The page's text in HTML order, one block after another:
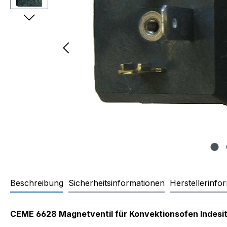
Beschreibung Sicherheitsinformationen
Produktinformationen
CEME 6628 Magnetventil für Konvektionsofen Indesit